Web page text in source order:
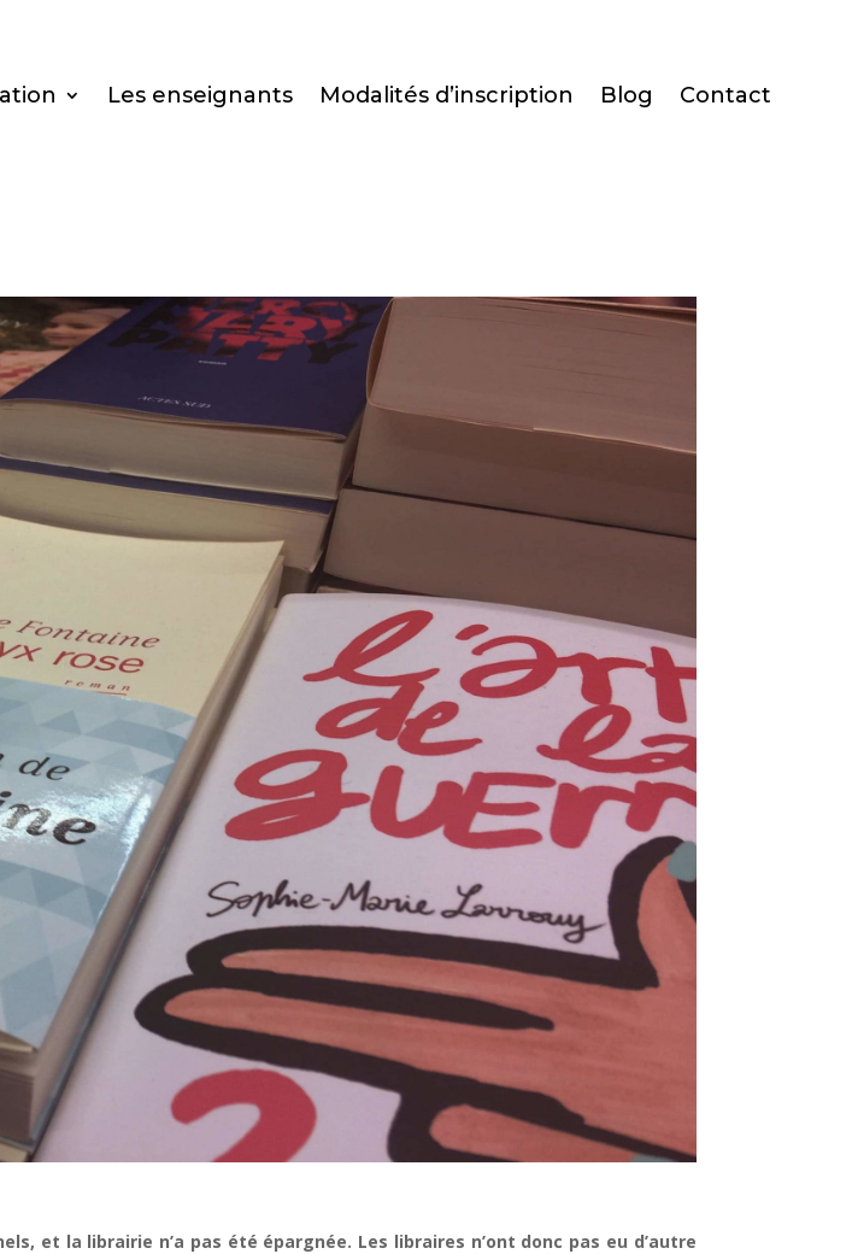
Les enseignants Modalités d’inscription Blog Contact
et la librairie n’a pas été épargnée. Les libraires n’ont donc pas eu d’autre